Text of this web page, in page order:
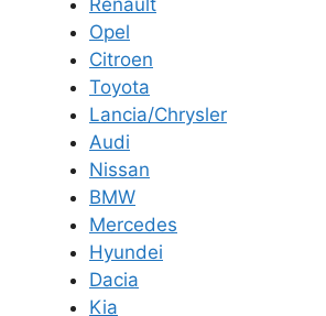
Opel
Citroen
Toyota
Lancia/Chrysler
Audi
Nissan
BMW
Mercedes
Hyundei
Dacia
Kia